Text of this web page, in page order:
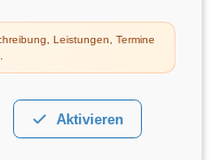
Leistungen, Termine
Aktivieren